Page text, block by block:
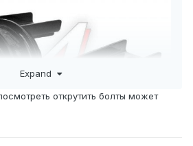
Expand
открутить болты может